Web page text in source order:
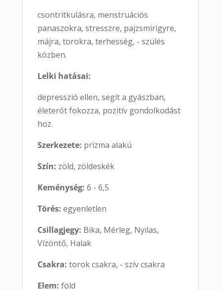
csontritkulásra, menstruációs
panaszokra, stresszre, pajzsmirigyre,
májra, torokra, terhesség, - szülés
közben.
Lelki hatásai:
depresszió ellen, segít a gyászban,
életerőt fokozza, pozitív gondolkodást
hoz.
Szerkezete: prizma alakú
Szín: zöld, zöldeskék
Keménység: 6 - 6,5
Törés: egyenletlen
Csillagjegy: Bika, Mérleg, Nyilas,
Vízöntő, Halak
Csakra: torok csakra, - szív csakra
Elem: föld